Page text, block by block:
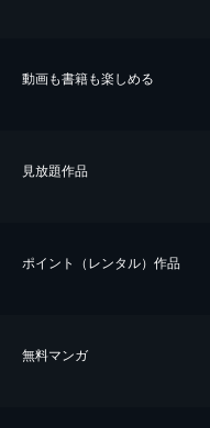
動画も書籍も楽しめる
⾒放題作品
ポイント（レンタル）作品
無料マンガ